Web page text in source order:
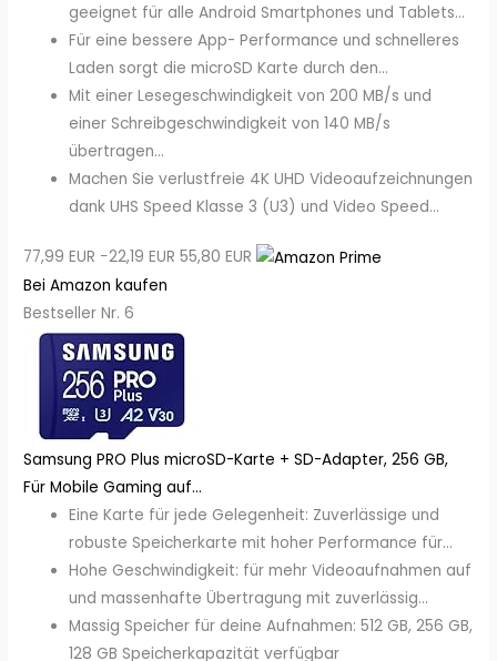
geeignet für alle Android Smartphones und Tablets...
Für eine bessere App- Performance und schnelleres
Laden sorgt die microSD Karte durch den...
Mit einer Lesegeschwindigkeit von 200 MB/s und
einer Schreibgeschwindigkeit von 140 MB/s
übertragen...
Machen Sie verlustfreie 4K UHD Videoaufzeichnungen
dank UHS Speed Klasse 3 (U3) und Video Speed...
77,99 EUR −22,19 EUR 55,80 EUR
Bei Amazon kaufen
Bestseller Nr. 6
Samsung PRO Plus microSD-Karte + SD-Adapter, 256 GB,
Für Mobile Gaming auf...
Eine Karte für jede Gelegenheit: Zuverlässige und
robuste Speicherkarte mit hoher Performance für...
Hohe Geschwindigkeit: für mehr Videoaufnahmen auf
und massenhafte Übertragung mit zuverlässig...
Massig Speicher für deine Aufnahmen: 512 GB, 256 GB,
128 GB Speicherkapazität verfügbar